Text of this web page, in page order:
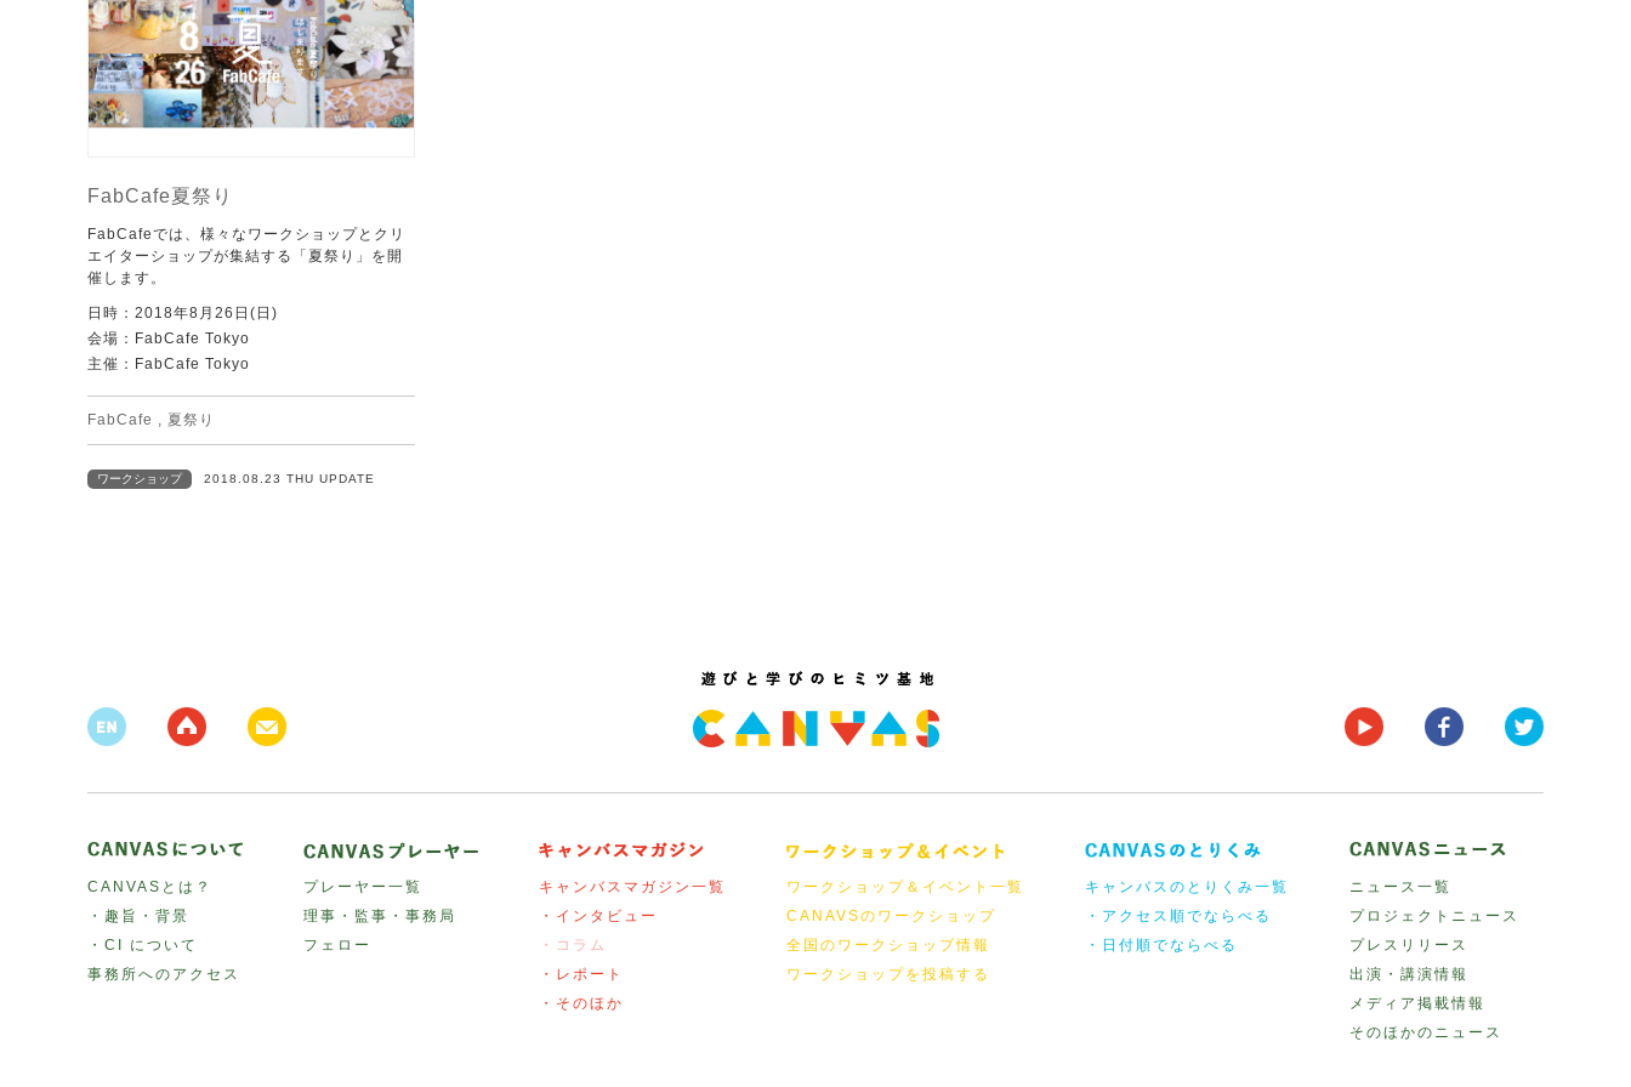
FabCafe夏祭り
FabCafeでは、様々なワークショップとクリ
エイターショップが集結する「夏祭り」を開
催します。
日時：2018年8月26日(日)
会場：FabCafe Tokyo
主催：FabCafe Tokyo
FabCafe , 夏祭り
ワークショップ 2018.08.23 THU UPDATE
CANVASとは？
・趣旨・背景
・CI について
事務所へのアクセス
プレーヤー一覧
理事・監事・事務局
フェロー
キャンバスマガジン一覧
・インタビュー
・コラム
・レポート
・そのほか
ワークショップ＆イベント一覧
CANAVSのワークショップ
全国のワークショップ情報
ワークショップを投稿する
キャンバスのとりくみ一覧
・アクセス順でならべる
・日付順でならべる
ニュース一覧
プロジェクトニュース
プレスリリース
出演・講演情報
メディア掲載情報
そのほかのニュース